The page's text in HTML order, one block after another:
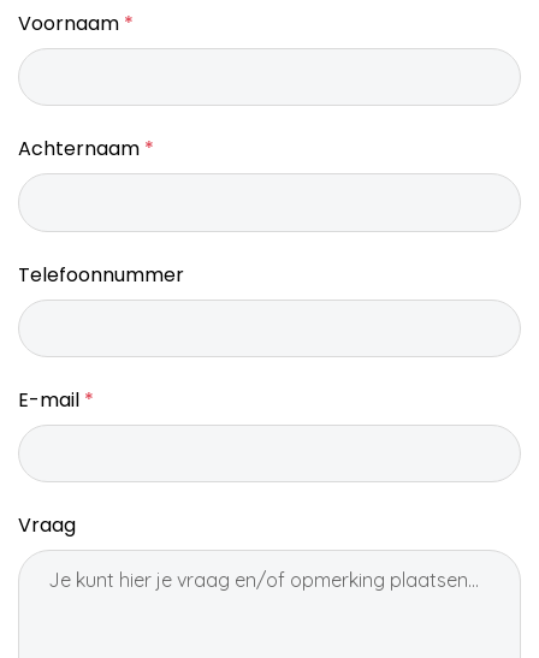
Voornaam *
Achternaam *
Telefoonnummer
E-mail *
Vraag